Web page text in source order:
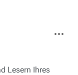
Aktionen
Lesern Ihres